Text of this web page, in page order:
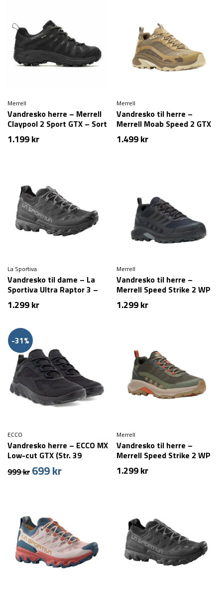
Merrell
Vandresko herre – Merrell
Claypool 2 Sport GTX – Sort
1.199kr
Merrell
Vandresko til herre –
Merrell Moab Speed 2 GTX
– Beige
1.499kr
La Sportiva
Vandresko til dame – La
Sportiva Ultra Raptor 3 –
Sort
1.299kr
Merrell
Vandresko til herre –
Merrell Speed Strike 2 WP
– Sort
1.299kr
-31%
ECCO
Vandresko herre – ECCO MX
Low-cut GTX (Str. 39
tilbage)
999kr Den
999 kr.
699krDen
Merrell
Vandresko til herre –
Merrell Speed Strike 2 WP
– Grøn
1.299kr